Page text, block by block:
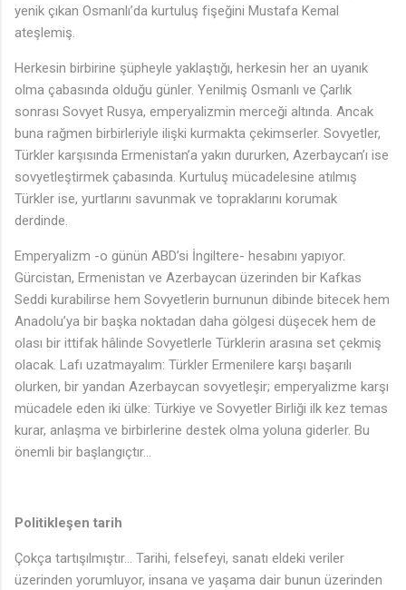
yenik çıkan Osmanlı’da kurtuluş fişeğini Mustafa Kemal
ateşlemiş.
Herkesin birbirine şüpheyle yaklaştığı, herkesin her an uyanık
olma çabasında olduğu günler. Yenilmiş Osmanlı ve Çarlık
sonrası Sovyet Rusya, emperyalizmin merceği altında. Ancak
buna rağmen birbirleriyle ilişki kurmakta çekimserler. Sovyetler,
Türkler karşısında Ermenistan’a yakın dururken, Azerbaycan’ı ise
sovyetleştirmek çabasında. Kurtuluş mücadelesine atılmış
Türkler ise, yurtlarını savunmak ve topraklarını korumak
derdinde.
Emperyalizm -o günün ABD’si İngiltere- hesabını yapıyor.
Gürcistan, Ermenistan ve Azerbaycan üzerinden bir Kafkas
Seddi kurabilirse hem Sovyetlerin burnunun dibinde bitecek hem
Anadolu’ya bir başka noktadan daha gölgesi düşecek hem de
olası bir ittifak hâlinde Sovyetlerle Türklerin arasına set çekmiş
olacak. Lafı uzatmayalım: Türkler Ermenilere karşı başarılı
olurken, bir yandan Azerbaycan sovyetleşir; emperyalizme karşı
mücadele eden iki ülke: Türkiye ve Sovyetler Birliği ilk kez temas
kurar, anlaşma ve birbirlerine destek olma yoluna giderler. Bu
önemli bir başlangıçtır…
Politikleşen tarih
Çokça tartışılmıştır… Tarihi, felsefeyi, sanatı eldeki veriler
üzerinden yorumluyor, insana ve yaşama dair bunun üzerinden